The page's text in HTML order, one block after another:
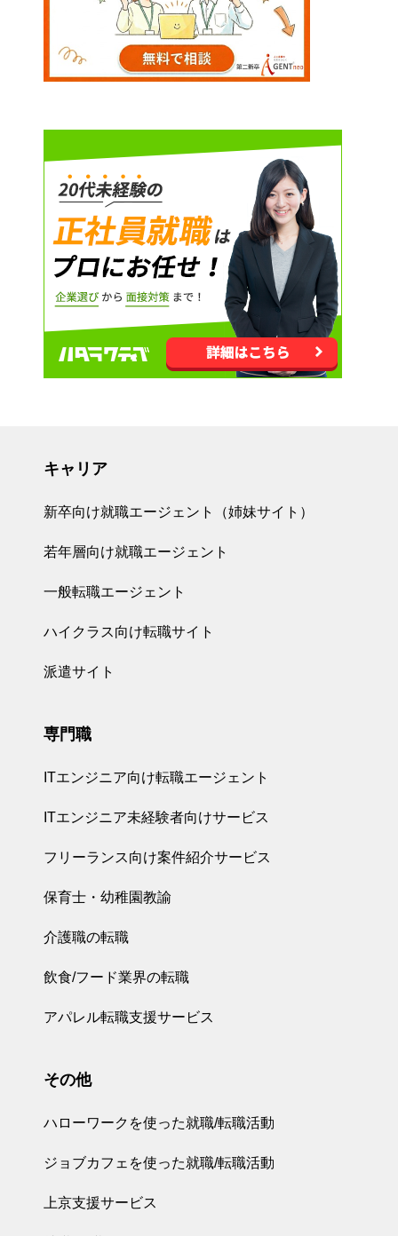
キャリア
新卒向け就職エージェント（姉妹サイト）
若年層向け就職エージェント
一般転職エージェント
ハイクラス向け転職サイト
派遣サイト
専門職
ITエンジニア向け転職エージェント
ITエンジニア未経験者向けサービス
フリーランス向け案件紹介サービス
保育士・幼稚園教諭
介護職の転職
飲食/フード業界の転職
アパレル転職支援サービス
その他
ハローワークを使った就職/転職活動
ジョブカフェを使った就職/転職活動
上京支援サービス